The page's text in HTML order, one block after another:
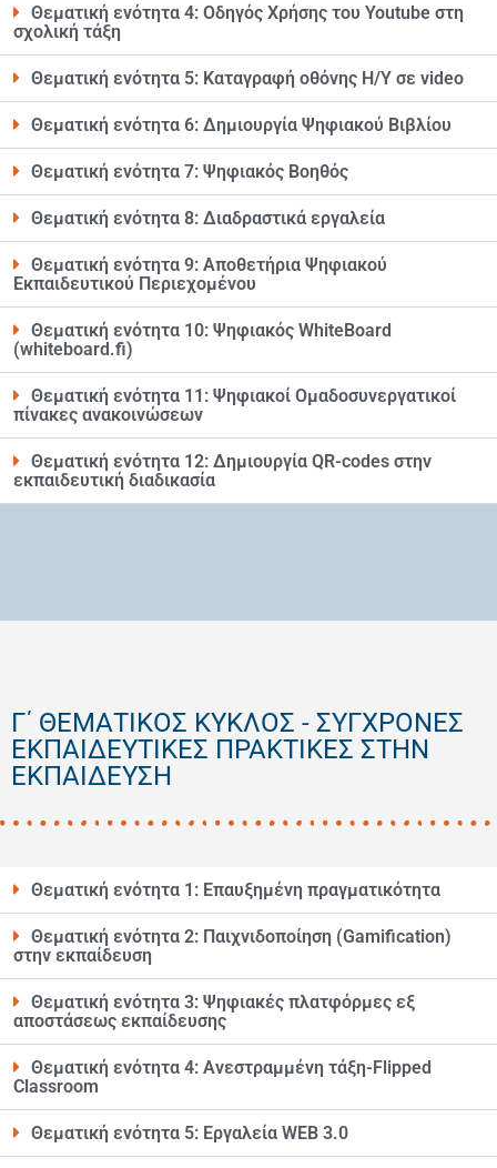
Θεματική ενότητα 4: Οδηγός Χρήσης του Youtube στη
σχολική τάξη
Θεματική ενότητα 5: Καταγραφή οθόνης Η/Υ σε video
Θεματική ενότητα 6: Δημιουργία Ψηφιακού Βιβλίου
Θεματική ενότητα 7: Ψηφιακός Βοηθός
Θεματική ενότητα 8: Διαδραστικά εργαλεία
Θεματική ενότητα 9: Αποθετήρια Ψηφιακού
Εκπαιδευτικού Περιεχομένου
Θεματική ενότητα 10: Ψηφιακός WhiteBoard
(whiteboard.fi)
Θεματική ενότητα 11: Ψηφιακοί Ομαδοσυνεργατικοί
πίνακες ανακοινώσεων
Θεματική ενότητα 12: Δημιουργία QR-codes στην
εκπαιδευτική διαδικασία
Γ΄ ΘΕΜΑΤΙΚΟΣ ΚΥΚΛΟΣ - ΣΥΓΧΡΟΝΕΣ
ΕΚΠΑΙΔΕΥΤΙΚΕΣ ΠΡΑΚΤΙΚΕΣ ΣΤΗΝ
ΕΚΠΑΙΔΕΥΣΗ
Θεματική ενότητα 1: Επαυξημένη πραγματικότητα
Θεματική ενότητα 2: Παιχνιδοποίηση (Gamification)
στην εκπαίδευση
Θεματική ενότητα 3: Ψηφιακές πλατφόρμες εξ
αποστάσεως εκπαίδευσης
Θεματική ενότητα 4: Ανεστραμμένη τάξη-Flipped
Classroom
Θεματική ενότητα 5: Εργαλεία WEB 3.0